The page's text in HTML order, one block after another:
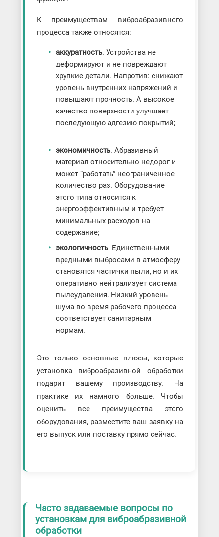
К преимуществам виброабразивного
процесса также относятся:
аккуратность. Устройства не
деформируют и не повреждают
хрупкие детали. Напротив: снижают
уровень внутренних напряжений и
повышают прочность. А высокое
качество поверхности улучшает
последующую адгезию покрытий;
экономичность. Абразивный
материал относительно недорог и
может “работать” неограниченное
количество раз. Оборудование
этого типа относится к
энергоэффективным и требует
минимальных расходов на
содержание;
экологичность. Единственными
вредными выбросами в атмосферу
становятся частички пыли, но и их
оперативно нейтрализует система
пылеудаления. Низкий уровень
шума во время рабочего процесса
соответствует санитарным
нормам.
Это только основные плюсы, которые
установка виброабразивной обработки
подарит вашему производству. На
практике их намного больше. Чтобы
оценить все преимущества этого
оборудования, разместите ваш заявку на
его выпуск или поставку прямо сейчас.
Часто задаваемые вопросы по
установкам для виброабразивной
обработки